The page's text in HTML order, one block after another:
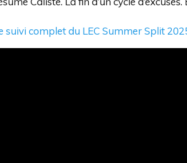
suivi complet du LEC Summer Split